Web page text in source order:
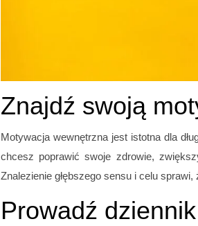
Znajdź swoją
Motywacja wewnętrzna jest istotna dla
chcesz poprawić swoje zdrowie,
Znalezienie głębszego sensu i celu
Prowadź